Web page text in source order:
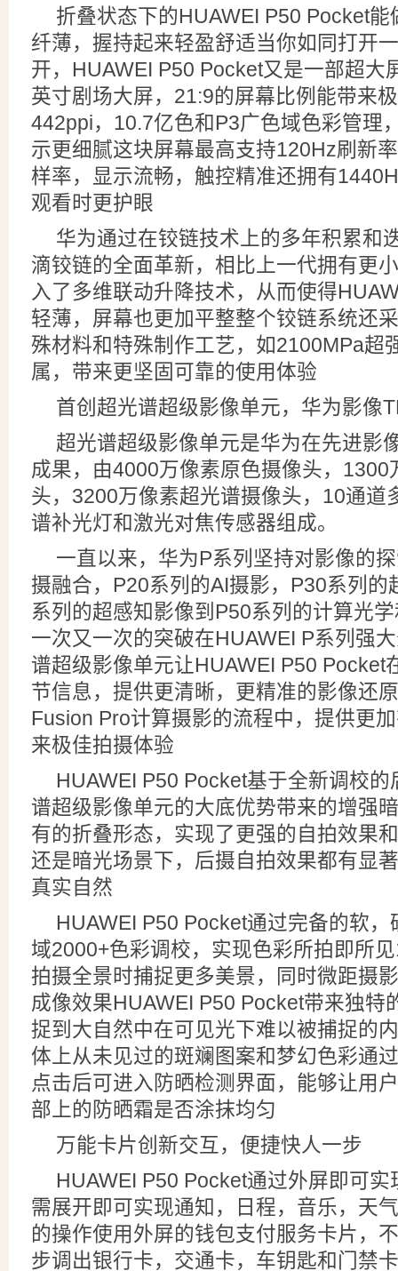
折叠状态下的HUAWEI P50 Pocket
纤薄，握持起来轻盈舒适当你如同打开
开，HUAWEI P50 Pocket又是一部超大
英寸剧场大屏，21:9的屏幕比例能带来
442ppi，10.7亿色和P3广色域色彩管理
示更细腻这块屏幕最高支持120Hz刷新
样率，显示流畅，触控精准还拥有
观看时更护眼
华为通过在铰链技术上的多年积累和
滴铰链的全面革新，相比上一代拥有更
入了多维联动升降技术，从而使得
轻薄，屏幕也更加平整整个铰链系统还
殊材料和特殊制作工艺，如2100MPa超
属，带来更坚固可靠的使用体验
首创超光谱超级影像单元，华为影像
超光谱超级影像单元是华为在先进影
成果，由4000万像素原色摄像头，1300
头，3200万像素超光谱摄像头，10通道
谱补光灯和激光对焦传感器组成。
一直以来，华为P系列坚持对影像的
摄融合，P20系列的AI摄影，P30系列的
系列的超感知影像到P50系列的计算光
一次又一次的突破在HUAWEI P系列强
谱超级影像单元让HUAWEI P50 Pocket
节信息，提供更清晰，更精准的影像还
Fusion Pro计算摄影的流程中，提供更
来极佳拍摄体验
HUAWEI P50 Pocket基于全新调校
谱超级影像单元的大底优势带来的增强
有的折叠形态，实现了更强的自拍效果
还是暗光场景下，后摄自拍效果都有显
真实自然
HUAWEI P50 Pocket通过完备的软
域2000+色彩调校，实现色彩所拍即所
拍摄全景时捕捉更多美景，同时微距摄
成像效果HUAWEI P50 Pocket带来独特
捉到大自然中在可见光下难以被捕捉的
体上从未见过的斑斓图案和梦幻色彩通
点击后可进入防晒检测界面，能够让用
部上的防晒霜是否涂抹均匀
万能卡片创新交互，便捷快人一步
HUAWEI P50 Pocket通过外屏即可
需展开即可实现通知，日程，音乐，天
的操作使用外屏的钱包支付服务卡片，
步调出银行卡，交通卡，车钥匙和门禁